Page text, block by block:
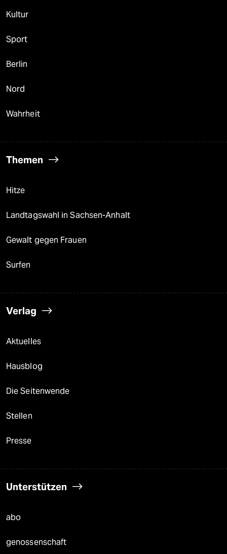
Kultur
Sport
Berlin
Nord
Wahrheit
Themen
Hitze
Landtagswahl in Sachsen-Anhalt
Gewalt gegen Frauen
Surfen
Verlag
Aktuelles
Hausblog
Die Seitenwende
Stellen
Presse
Unterstützen
abo
genossenschaft